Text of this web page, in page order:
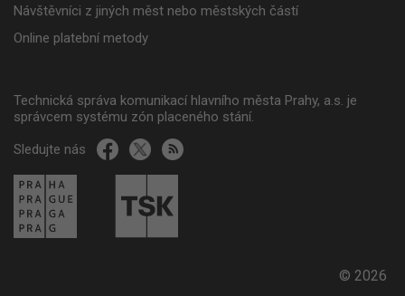
Návštěvníci z jiných měst nebo městských částí
Online platební metody
Technická správa komunikací hlavního města Prahy, a.s. je
správcem systému zón placeného stání.
Sledujte nás
© 2026